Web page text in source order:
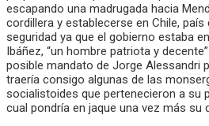
escapando una madrugada hacia
cordillera y establecerse en Chile, país
seguridad ya que el gobierno estaba
Ibáñez, “un hombre patriota y
posible mandato de Jorge Alessandri
traería consigo algunas de las
socialistoides que pertenecieron a su
cual pondría en jaque una vez más su